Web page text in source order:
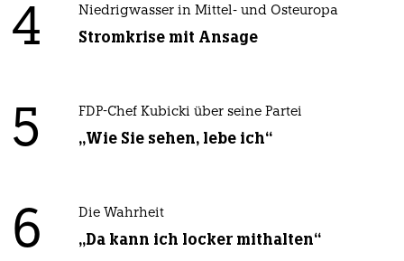
4 Niedrigwasser in Mittel- und Osteuropa
Stromkrise mit Ansage
5 FDP-Chef Kubicki über seine Partei
„Wie Sie sehen, lebe ich“
6 Die Wahrheit
„Da kann ich locker mithalten“